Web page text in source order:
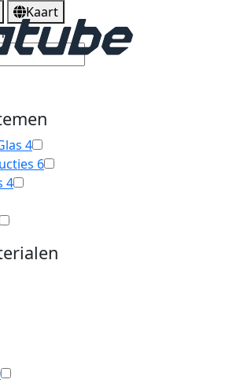
Kaart
4
6
4